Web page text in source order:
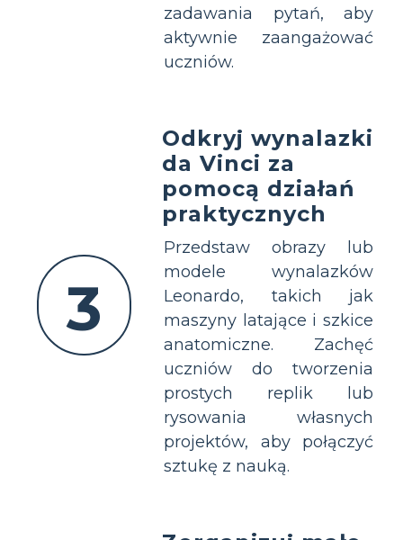
zadawania pytań, aby
aktywnie zaangażować
uczniów.
3
Odkryj wynalazki
da Vinci za
pomocą działań
praktycznych
Przedstaw obrazy lub
modele wynalazków
Leonardo, takich jak
maszyny latające i szkice
anatomiczne. Zachęć
uczniów do tworzenia
prostych replik lub
rysowania własnych
projektów, aby połączyć
sztukę z nauką.